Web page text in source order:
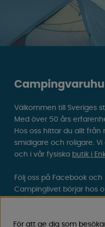
Välkommen till Sveriges
Med över 50 års
Hos oss hittar du allt
smidigare och roligare.
och i vår fysiska butik i
Följ oss på Facebook
Campinglivet börjar hos
För att ge dig som